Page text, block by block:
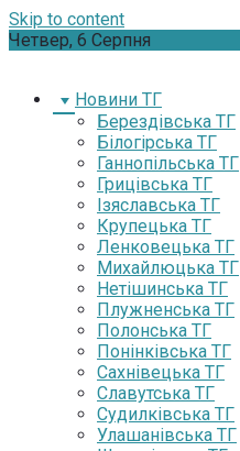
Skip to content
Четвер, 6 Серпня
Новини ТГ
Берездівська ТГ
Білогірська ТГ
Ганнопільська ТГ
Грицівська ТГ
Ізяславська ТГ
Крупецька ТГ
Ленковецька ТГ
Михайлюцька ТГ
Нетішинська ТГ
Плужненська ТГ
Полонська ТГ
Понінківська ТГ
Сахнівецька ТГ
Славутська ТГ
Судилківська ТГ
Улашанівська ТГ